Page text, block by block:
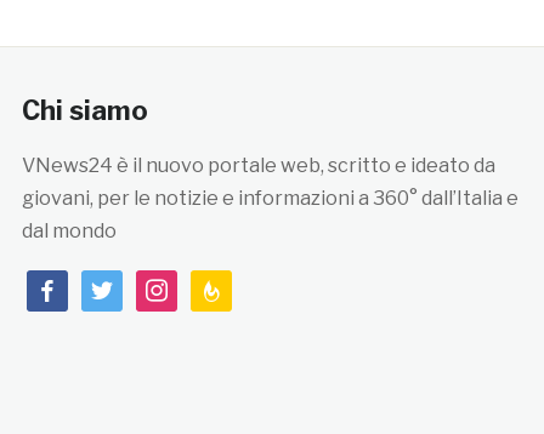
Chi siamo
VNews24 è il nuovo portale web, scritto e ideato da
giovani, per le notizie e informazioni a 360° dall’Italia e
dal mondo
facebooktwitterinstagramfeedburner